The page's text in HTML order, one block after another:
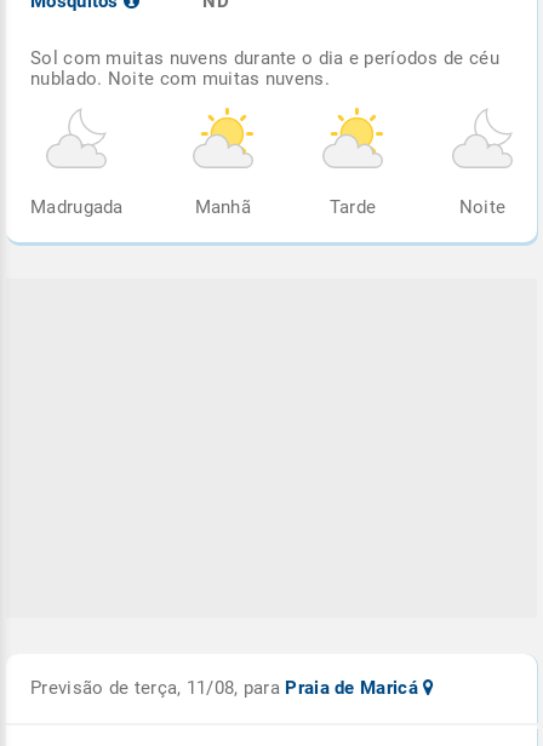
Sol com muitas nuvens durante o dia e períodos de céu
nublado. Noite com muitas nuvens.
Madrugada Manhã Tarde Noite
Previsão de terça, 11/08, para Praia de Maricá